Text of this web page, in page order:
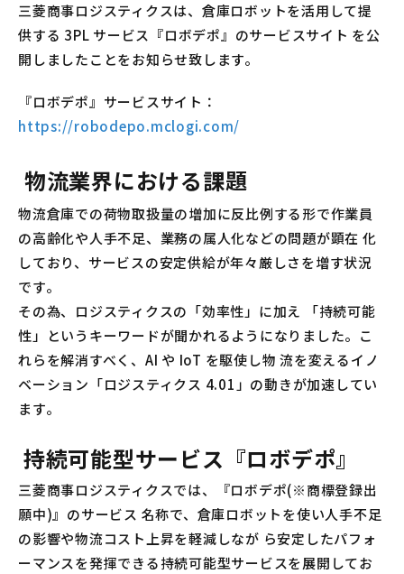
三菱商事ロジスティクスは、倉庫ロボットを活用して提
供する 3PL サービス『ロボデポ』のサービスサイト を公
開しましたことをお知らせ致します。
『ロボデポ』サービスサイト：
https://robodepo.mclogi.com/
物流業界における課題
物流倉庫での荷物取扱量の増加に反比例する形で作業員
の高齢化や人手不足、業務の属人化などの問題が顕在 化
しており、サービスの安定供給が年々厳しさを増す状況
です。
その為、ロジスティクスの「効率性」に加え 「持続可能
性」というキーワードが聞かれるようになりました。こ
れらを解消すべく、AI や IoT を駆使し物 流を変えるイノ
ベーション「ロジスティクス 4.01」の動きが加速してい
ます。
持続可能型サービス『ロボデポ』
三菱商事ロジスティクスでは、『ロボデポ(※商標登録出
願中)』のサービス 名称で、倉庫ロボットを使い人手不足
の影響や物流コスト上昇を軽減しなが ら安定したパフォ
ーマンスを発揮できる持続可能型サービスを展開してお